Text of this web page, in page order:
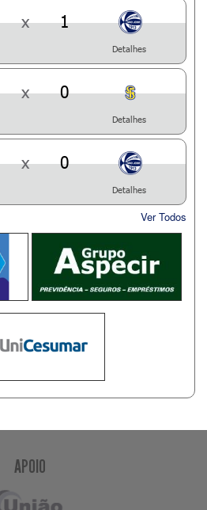
x 1
Detalhes
x 0
Detalhes
x 0
Detalhes
Ver Todos
APOIO